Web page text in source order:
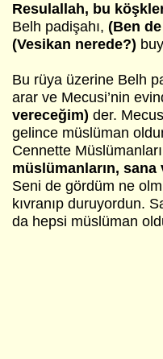
Resulallah, bu
Belh padişahı, (Ben
(Vesikan nerede?)
Bu rüya üzerine Belh
arar ve Mecusi’nin
vereceğim) der.
gelince müslüman
Cennette
müslümanların,
Seni de gördüm ne
kıvranıp duruyordun.
da hepsi müslüman